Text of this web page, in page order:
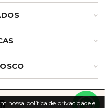
nossa política de privacidade e